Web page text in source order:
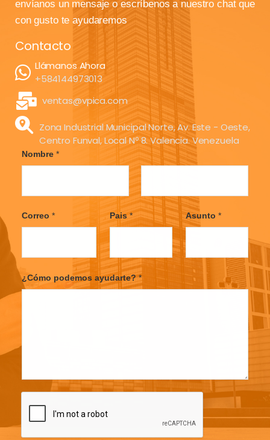
envíanos un mensaje o escríbenos a nuestro chat que
con gusto te ayudaremos
Contacto
Llámanos Ahora
+584144973013
ventas@vpica.com
Zona Industrial Municipal Norte, Av. Este - Oeste,
Centro Funval, Local Nº 8. Valencia. Venezuela
Nombre *
r
s
L
a
s
t
Correo * Pais* Asunto *
¿Cómo podemos ayudarte?*